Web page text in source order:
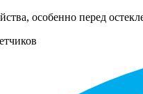
особенно перед